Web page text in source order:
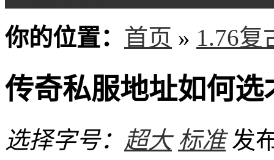
你的位置： 首页 » 1.76复
传奇私服地址如何
选择字号： 超大 标准 发